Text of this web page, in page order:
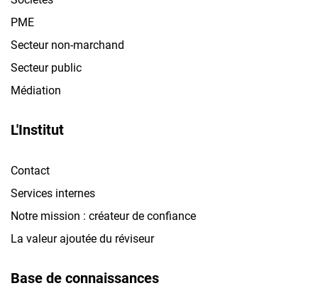
PME
Secteur non-marchand
Secteur public
Médiation
L'Institut
Contact
Services internes
Notre mission : créateur de confiance
La valeur ajoutée du réviseur
Base de connaissances